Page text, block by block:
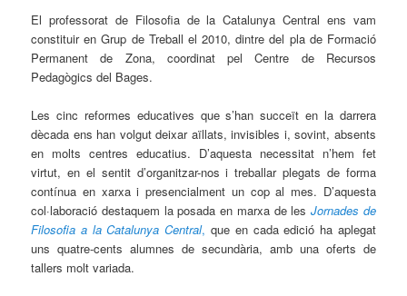
El professorat de Filosofia de la Catalunya Central ens vam
constituir en Grup de Treball el 2010, dintre del pla de Formació
Permanent de Zona, coordinat pel Centre de Recursos
Pedagògics del Bages.
Les cinc reformes educatives que s’han succeït en la darrera
dècada ens han volgut deixar aïllats, invisibles i, sovint, absents
en molts centres educatius. D’aquesta necessitat n’hem fet
virtut, en el sentit d’organitzar-nos i treballar plegats de forma
contínua en xarxa i presencialment un cop al mes. D’aquesta
col·laboració destaquem la posada en marxa de lesJornades de
Filosofia a la Catalunya Central, que en cada edició ha aplegat
uns quatre-cents alumnes de secundària, amb una oferts de
tallers molt variada.